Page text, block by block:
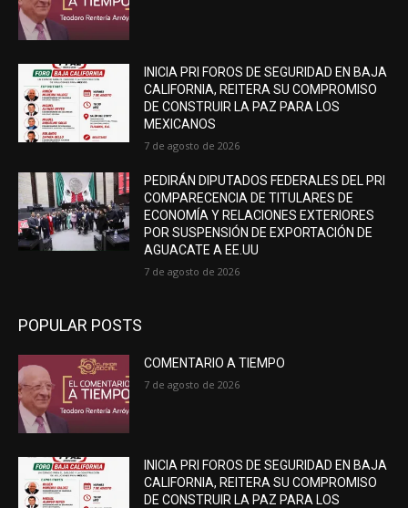
INICIA PRI FOROS DE SEGURIDAD EN BAJA
CALIFORNIA, REITERA SU COMPROMISO
DE CONSTRUIR LA PAZ PARA LOS
MEXICANOS
7 de agosto de 2026
PEDIRÁN DIPUTADOS FEDERALES DEL PRI
COMPARECENCIA DE TITULARES DE
ECONOMÍA Y RELACIONES EXTERIORES
POR SUSPENSIÓN DE EXPORTACIÓN DE
AGUACATE A EE.UU
7 de agosto de 2026
POPULAR POSTS
COMENTARIO A TIEMPO
7 de agosto de 2026
INICIA PRI FOROS DE SEGURIDAD EN BAJA
CALIFORNIA, REITERA SU COMPROMISO
DE CONSTRUIR LA PAZ PARA LOS